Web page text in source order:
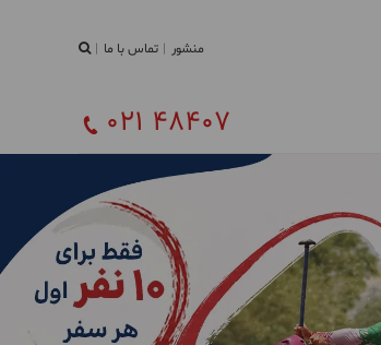
منشور تماس با ما
021 48407